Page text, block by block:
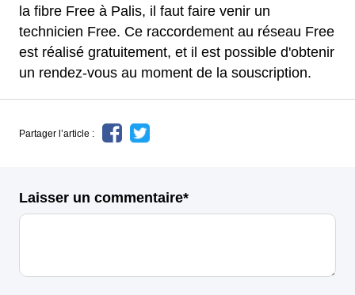
la fibre Free à Palis, il faut faire venir un
technicien Free. Ce raccordement au réseau Free
est réalisé gratuitement, et il est possible d'obtenir
un rendez-vous au moment de la souscription.
Partager l’article :
Laisser un commentaire*